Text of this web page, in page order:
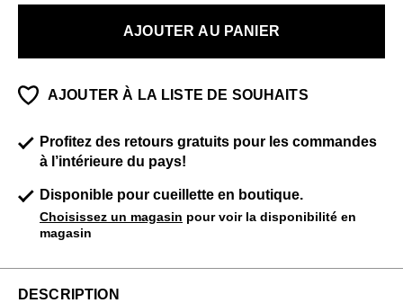
AJOUTER AU PANIER
AJOUTER À LA LISTE DE SOUHAITS
Profitez des retours gratuits pour les commandes
à l’intérieure du pays!
Disponible pour cueillette en boutique.
Choisissez un magasin pour voir la disponibilité en
magasin
DESCRIPTION